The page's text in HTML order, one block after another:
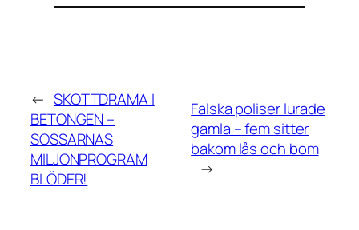
← SKOTTDRAMA I
BETONGEN –
SOSSARNAS
MILJONPROGRAM
BLÖDER!
Falska poliser lurade
gamla – fem sitter
bakom lås och bom
→